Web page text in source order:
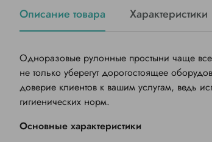
Описание товара Характеристики
Одноразовые рулонные простыни чаще
не только уберегут дорогостоящее
доверие клиентов к вашим услугам, ведь
гигиенических норм.
Основные характеристики